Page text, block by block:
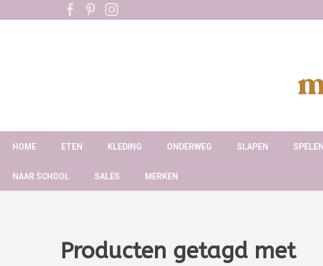
HOME ETEN KLEDING ONDERWEG SLAPEN SPELEN
NAAR SCHOOL SALES MERKEN
Producten getagd met